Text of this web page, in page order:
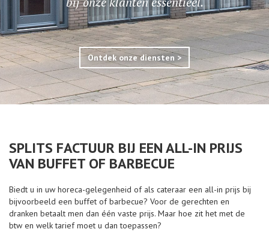
Ontdek onze diensten >
SPLITS FACTUUR BIJ EEN ALL-IN PRIJS
VAN BUFFET OF BARBECUE
Biedt u in uw horeca-gelegenheid of als cateraar een all-in prijs bij
bijvoorbeeld een buffet of barbecue? Voor de gerechten en
dranken betaalt men dan één vaste prijs. Maar hoe zit het met de
btw en welk tarief moet u dan toepassen?